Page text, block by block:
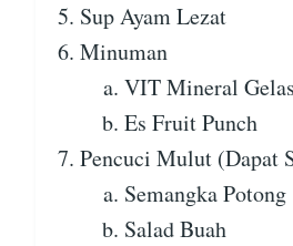
Sup Ayam Lezat
Minuman
VIT Mineral Gelas
Es Fruit Punch
Pencuci Mulut (Dapat
Semangka Potong
Salad Buah